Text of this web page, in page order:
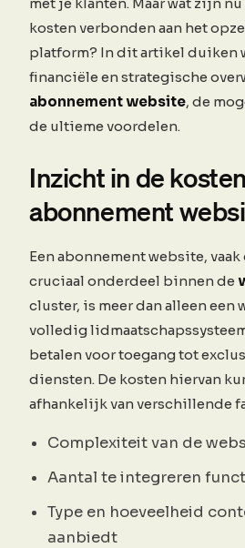
kosten verbonden aan het
platform? In dit artikel duiken
financiële en strategische
abonnement website, de
de ultieme voordelen.
Inzicht in de
abonnement
Een abonnement website, vaak
cruciaal onderdeel binnen de
cluster, is meer dan alleen een
volledig
betalen voor toegang tot
diensten. De kosten hiervan
afhankelijk van verschillende
Complexiteit van de
Aantal te integreren
Type en hoeveelheid
aanbiedt